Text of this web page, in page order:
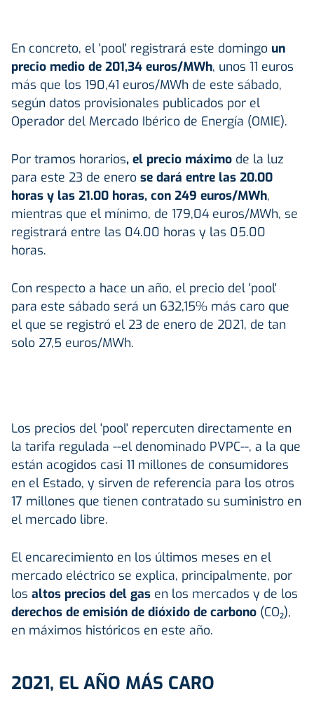
En concreto, el 'pool' registrará este domingo un
precio medio de 201,34 euros/MWh, unos 11 euros
más que los 190,41 euros/MWh de este sábado,
según datos provisionales publicados por el
Operador del Mercado Ibérico de Energía (OMIE).
Por tramos horarios, el precio máximo de la luz
para este 23 de enero se dará entre las 20.00
horas y las 21.00 horas, con 249 euros/MWh,
mientras que el mínimo, de 179,04 euros/MWh, se
registrará entre las 04.00 horas y las 05.00
horas.
Con respecto a hace un año, el precio del 'pool'
para este sábado será un 632,15% más caro que
el que se registró el 23 de enero de 2021, de tan
solo 27,5 euros/MWh.
Los precios del 'pool' repercuten directamente en
la tarifa regulada --el denominado PVPC--, a la que
están acogidos casi 11 millones de consumidores
en el Estado, y sirven de referencia para los otros
17 millones que tienen contratado su suministro en
el mercado libre.
El encarecimiento en los últimos meses en el
mercado eléctrico se explica, principalmente, por
los altos precios del gas en los mercados y de los
derechos de emisión de dióxido de carbono (CO₂),
en máximos históricos en este año.
2021, EL AÑO MÁS CARO